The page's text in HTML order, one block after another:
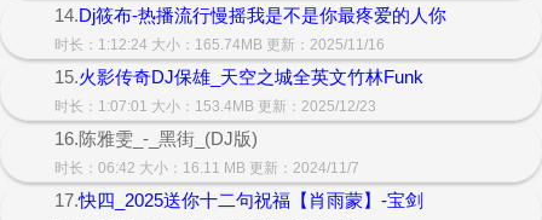
14.Dj筱布-热播流行慢摇我是不是你最疼爱的人你
时长：1:12:24 大小：165.74MB 更新：2025/11/16
15.火影传奇DJ保雄_天空之城全英文竹林Funk
时长：1:07:01 大小：153.4MB 更新：2025/12/23
16.陈雅雯_-_黑街_(DJ版)
时长：06:42 大小：16.11 MB 更新：2024/11/7
17.快四_2025送你十二句祝福【肖雨蒙】-宝剑